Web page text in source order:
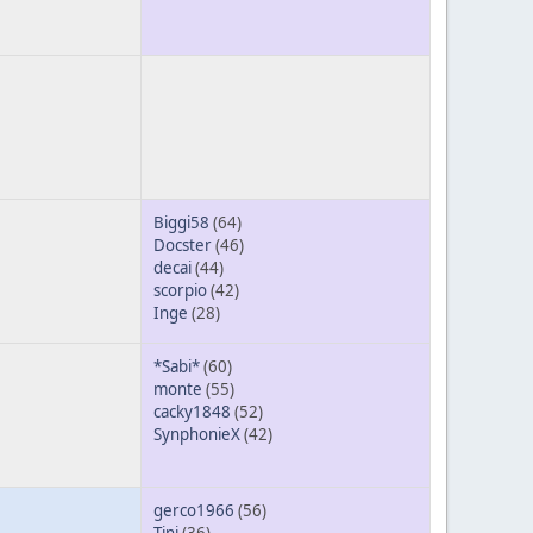
Biggi58 (64)
Docster(46)
decai(44)
scorpio(42)
Inge (28)
*Sabi*(60)
monte (55)
cacky1848 (52)
SynphonieX(42)
gerco1966 (56)